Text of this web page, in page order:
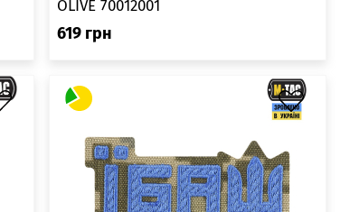
OLIVE 70012001
619 грн